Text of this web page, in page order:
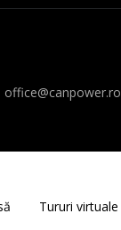
office@canpower.ro
Tururi virtuale